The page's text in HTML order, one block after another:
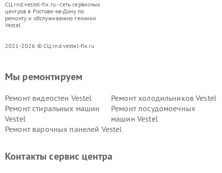
СЦ rnd.vestel-fix.ru - сеть сервисных
центров в Ростове-на-Дону по
ремонту и обслуживанию техники
Vestel
2021-2026 © СЦ rnd.vestel-fix.ru
Мы ремонтируем
Ремонт видеостен Vestel
Ремонт холодильников Vestel
Ремонт стиральных машин
Vestel
Ремонт посудомоечных
машин Vestel
Ремонт варочных панелей Vestel
Контакты сервис центра